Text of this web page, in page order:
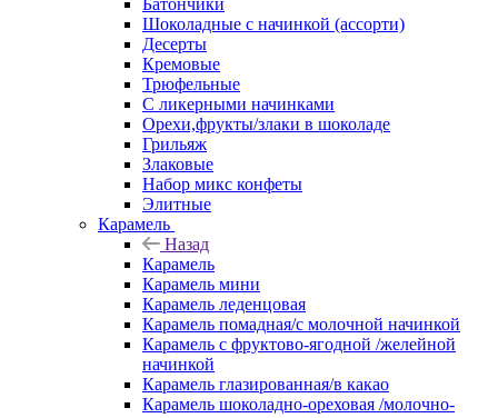
Батончики
Шоколадные с начинкой (ассорти)
Десерты
Кремовые
Трюфельные
С ликерными начинками
Орехи,фрукты/злаки в шоколаде
Грильяж
Злаковые
Набор микс конфеты
Элитные
Карамель
Назад
Карамель
Карамель мини
Карамель леденцовая
Карамель помадная/с молочной начинкой
Карамель с фруктово-ягодной /желейной
начинкой
Карамель глазированная/в какао
Карамель шоколадно-ореховая /молочно-